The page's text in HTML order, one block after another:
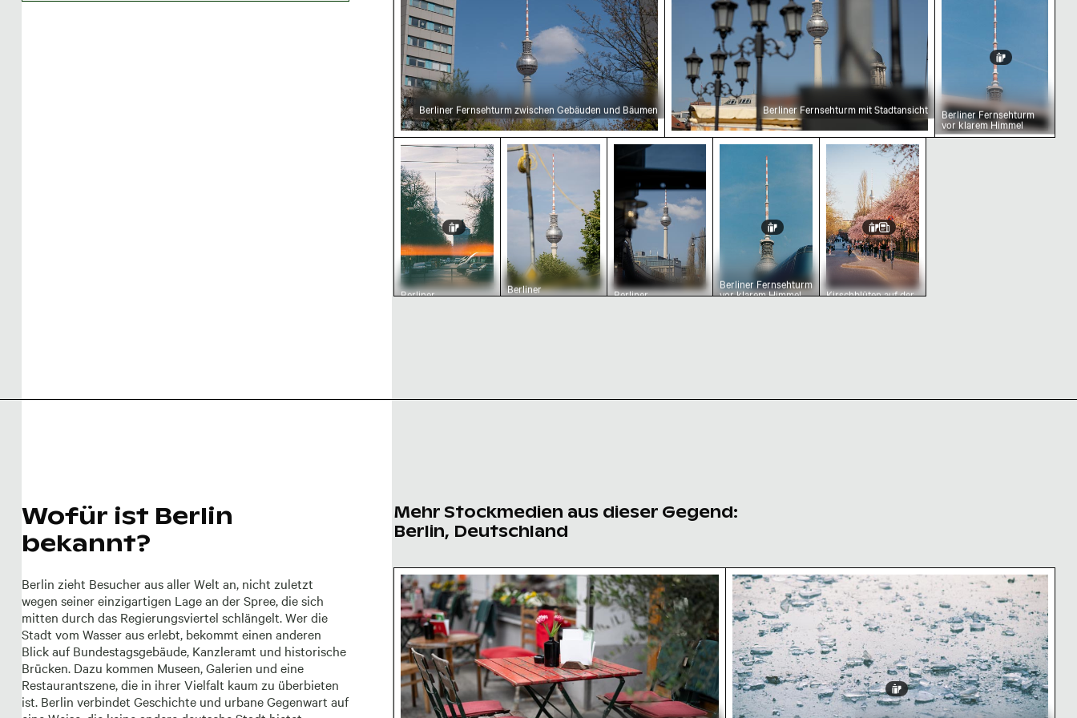
Berliner Fernsehturm zwischen Gebäuden und Bäumen Berliner Fernsehturm mit Stadtansicht Berliner Fernsehturm
vor klarem Himmel
Berliner Straßenszene mit Fernsehturm im Winter
Berliner
Berliner Fernsehturm vor klarem Himmel
Berliner
Fernsehturm vor
Berliner Fernsehturm mit städtischem Vordergrund
Berliner
Berliner Fernsehturm vor klarem Himmel
Berliner Fernsehturm
vor klarem Himmel
Kirschblüten auf der Schwedter
Kirschblüten auf der
Wofür ist Berlin
bekannt?
Berlin zieht Besucher aus aller Welt an, nicht zuletzt
wegen seiner einzigartigen Lage an der Spree, die sich
mitten durch das Regierungsviertel schlängelt. Wer die
Stadt vom Wasser aus erlebt, bekommt einen anderen
Blick auf Bundestagsgebäude, Kanzleramt und historische
Brücken. Dazu kommen Museen, Galerien und eine
Restaurantszene, die in ihrer Vielfalt kaum zu überbieten
ist. Berlin verbindet Geschichte und urbane Gegenwart auf
Mehr Stockmedien aus dieser Gegend:
Berlin, Deutschland
Café-Tisch im Freien mit rosa Tulpen Zerstreute Eisscherben auf gefrorenem See